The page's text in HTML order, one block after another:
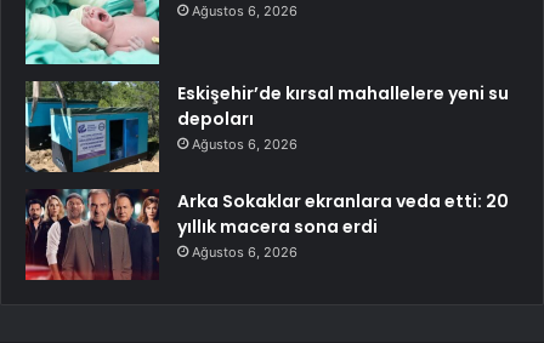
Ağustos 6, 2026
Eskişehir’de kırsal mahallelere yeni su
depoları
Ağustos 6, 2026
Arka Sokaklar ekranlara veda etti: 20
yıllık macera sona erdi
Ağustos 6, 2026